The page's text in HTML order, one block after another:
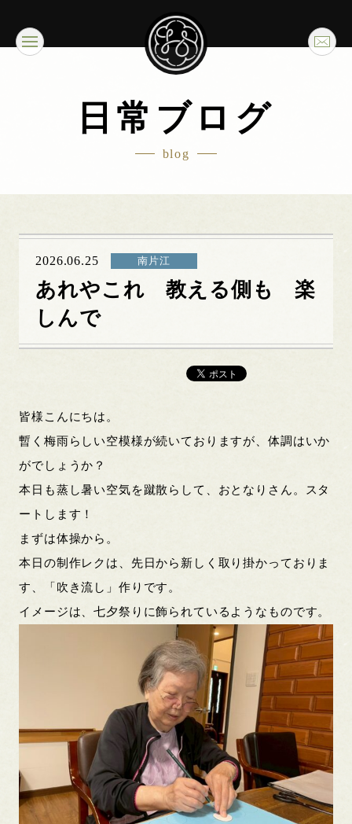
日常ブログ
blog
2026.06.25 南片江
あれやこれ 教える側も 楽
しんで
皆様こんにちは。
暫く梅雨らしい空模様が続いておりますが、体調はいか
がでしょうか？
本日も蒸し暑い空気を蹴散らして、おとなりさん。スタ
ートします！
まずは体操から。
本日の制作レクは、先日から新しく取り掛かっておりま
す、「吹き流し」作りです。
イメージは、七夕祭りに飾られているようなものです。